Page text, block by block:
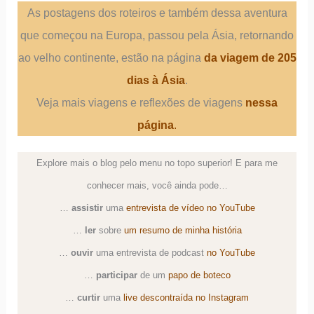
As postagens dos roteiros e também dessa aventura
que começou na Europa, passou pela Ásia, retornando
ao velho continente, estão na página da viagem de 205
dias à Ásia.
Veja mais viagens e reflexões de viagens nessa
página.
Explore mais o blog pelo menu no topo superior! E para me
conhecer mais, você ainda pode…
… assistir uma entrevista de vídeo no YouTube
… ler sobre um resumo de minha história
… ouvir uma entrevista de podcast no YouTube
… participarde um papo de boteco
… curtir uma live descontraída no Instagram